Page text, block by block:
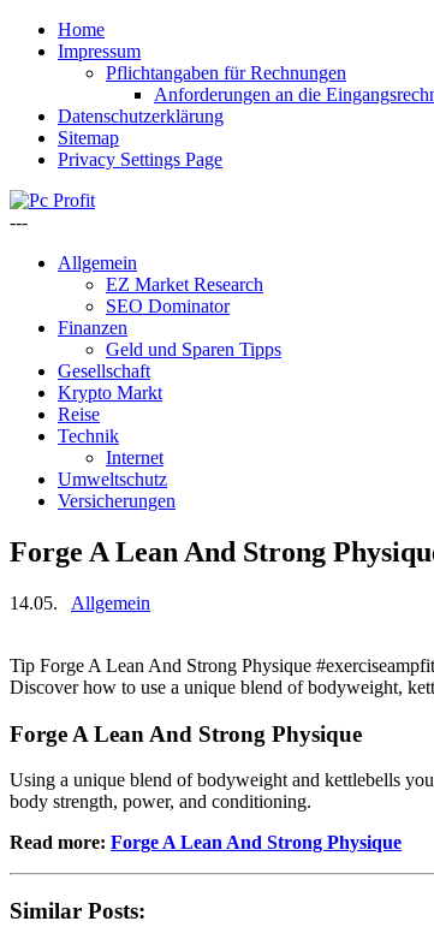
Home
Impressum
Pflichtangaben für Rechnungen
Anforderungen an die
Datenschutzerklärung
Sitemap
Privacy Settings Page
---
Allgemein
EZ Market Research
SEO Dominator
Finanzen
Geld und Sparen Tipps
Gesellschaft
Krypto Markt
Reise
Technik
Internet
Umweltschutz
Versicherungen
Forge A Lean And Strong
14.05. Allgemein
Tip Forge A Lean And Strong Physique
Discover how to use a unique blend of bodyweight,
Forge A Lean And Strong Physique
Using a unique blend of bodyweight and kettlebells
body strength, power, and conditioning.
Read more: Forge A Lean And Strong Physique
Similar Posts: